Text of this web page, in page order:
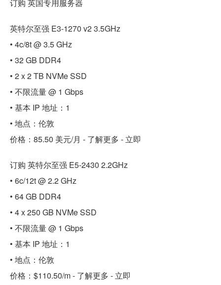
订购 英国专用服务器
英特尔至强 E3-1270 v2 3.5GHz
• 4c/8t @ 3.5 GHz
• 32 GB DDR4
• 2 x 2 TB NVMe SSD
• 不限流量 @ 1 Gbps
• 基本 IP 地址：1
• 地点：伦敦
价格：85.50 美元/月 - 了解更多 - 立即
订购 英特尔至强 E5-2430 2.2GHz
• 6c/12t @ 2.2 GHz
• 64 GB DDR4
• 4 x 250 GB NVMe SSD
• 不限流量 @ 1 Gbps
• 基本 IP 地址：1
• 地点：伦敦
价格：$110.50/m - 了解更多 - 立即